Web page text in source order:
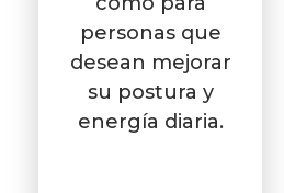
personas que
desean mejorar
su postura y
energía diaria.